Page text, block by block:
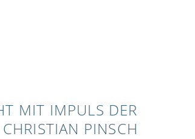
MIT IMPULS DER
PINSCH